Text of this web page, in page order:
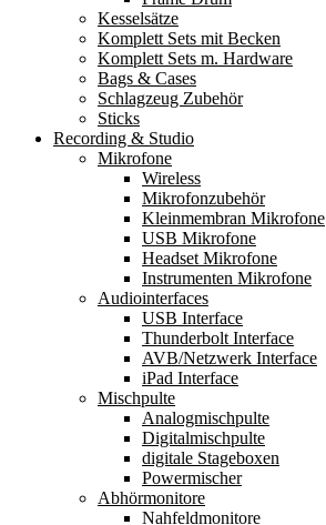
Kesselsätze
Komplett Sets mit Becken
Komplett Sets m. Hardware
Bags & Cases
Schlagzeug Zubehör
Sticks
Recording & Studio
Mikrofone
Wireless
Mikrofonzubehör
Kleinmembran Mikrofone
USB Mikrofone
Headset Mikrofone
Instrumenten Mikrofone
Audiointerfaces
USB Interface
Thunderbolt Interface
AVB/Netzwerk Interface
iPad Interface
Mischpulte
Analogmischpulte
Digitalmischpulte
digitale Stageboxen
Powermischer
Abhörmonitore
Nahfeldmonitore